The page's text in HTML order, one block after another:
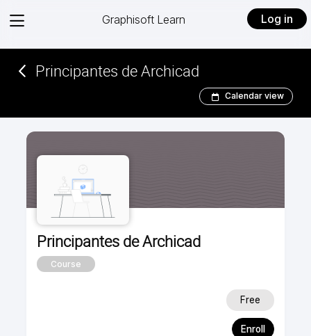
View
Graphisoft Learn Log in
Principantes de Archicad­
Calendar view
Principantes de Archicad
Course
Free
Enroll